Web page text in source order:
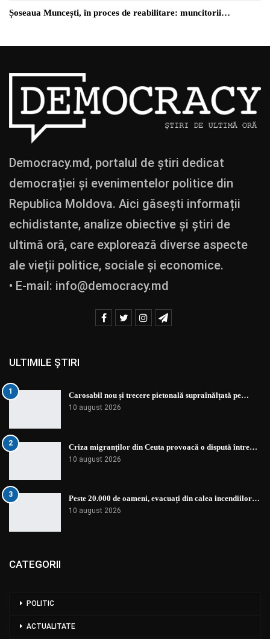
Șoseaua Muncești, în proces de reabilitare: muncitorii…
Democracy.md, portalul de știri dedicat
democrației și evenimentelor politice din
Republica Moldova. Aici găsești informații
echidistante, analize obiective și știri de
ultimă oră, care explorează diverse aspecte
ale vieții politice, sociale și economice.
• E-mail: info@democracy.md
ULTIMILE ȘTIRI
1 Carosabil nou și trecere pietonală supraînălțată pe…
10 august 2026
2 Criza migranților din Ceuta provoacă o dispută între…
10 august 2026
3 Peste 20.000 de oameni, evacuați din calea incendiilor…
10 august 2026
CATEGORII
POLITIC
ACTUALITATE